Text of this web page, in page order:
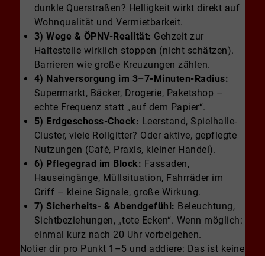
dunkle Querstraßen? Helligkeit wirkt direkt auf
Wohnqualität und Vermietbarkeit.
3) Wege & ÖPNV-Realität: Gehzeit zur
Haltestelle wirklich stoppen (nicht schätzen).
Barrieren wie große Kreuzungen zählen.
4) Nahversorgung im 3–7-Minuten-Radius:
Supermarkt, Bäcker, Drogerie, Paketshop –
echte Frequenz statt „auf dem Papier“.
5) Erdgeschoss-Check: Leerstand, Spielhalle-
Cluster, viele Rollgitter? Oder aktive, gepflegte
Nutzungen (Café, Praxis, kleiner Handel).
6) Pflegegrad im Block: Fassaden,
Hauseingänge, Müllsituation, Fahrräder im
Griff – kleine Signale, große Wirkung.
7) Sicherheits- & Abendgefühl: Beleuchtung,
Sichtbeziehungen, „tote Ecken“. Wenn möglich:
einmal kurz nach 20 Uhr vorbeigehen.
Notier dir pro Punkt 1–5 und addiere: Das ist keine